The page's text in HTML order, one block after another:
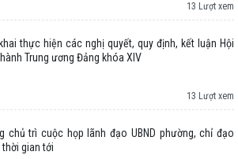
13 Lượt xem
thực hiện các nghị quyết, quy định, kết luận Hội
Trung ương Đảng khóa XIV
13 Lượt xem
chủ trì cuộc họp lãnh đạo UBND phường, chỉ đạo
gian tới